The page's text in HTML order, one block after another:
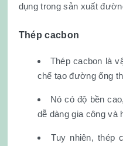
dụng trong sản xuất
Thép cacbon
Thép cacbon là
chế tạo đường ống
Nó có độ bền
dễ dàng gia công và
Tuy nhiên, thép